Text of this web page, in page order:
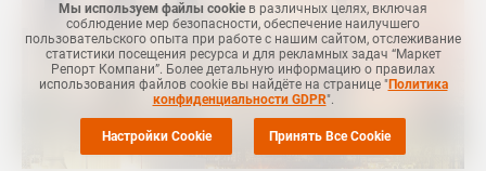
Мы используем файлы cookieв различных целях, включая
соблюдение мер безопасности, обеспечение наилучшего
пользовательского опыта при работе с нашим сайтом, отслеживание
статистики посещения ресурса и для рекламных задач “Маркет
Репорт Компани”. Более детальную информацию о правилах
использования файлов cookie вы найдёте на странице "Политика
конфиденциальности GDPR".
Настройки Cookie Принять Все Cookie